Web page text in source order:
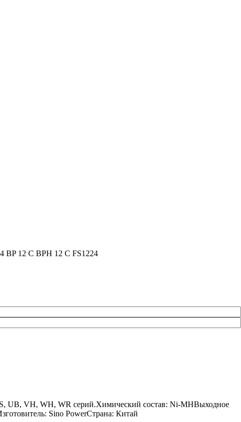
BP 12 C BPH 12 C FS1224
UB, VH, WH, WR серий.Химический состав: Ni-MHВыходное
Sino PowerСтрана: Китай